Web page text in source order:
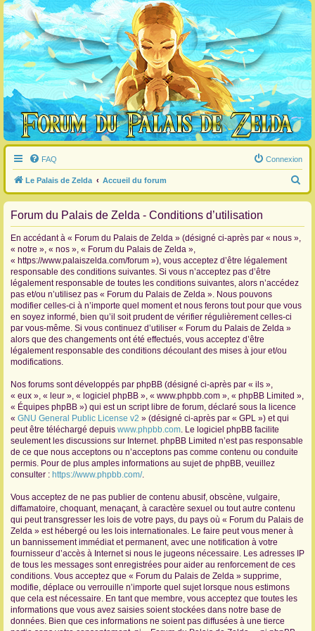
FAQ Connexion
Le Palais de Zelda Accueil du forum
e
Forum du Palais de Zelda - Conditions d’utilisation
En accédant à « Forum du Palais de Zelda » (désigné ci-après par « nous »,
« notre », « nos », « Forum du Palais de Zelda »,
« https://www.palaiszelda.com/forum »), vous acceptez d’être légalement
responsable des conditions suivantes. Si vous n’acceptez pas d’être
légalement responsable de toutes les conditions suivantes, alors n’accédez
pas et/ou n’utilisez pas « Forum du Palais de Zelda ». Nous pouvons
modifier celles-ci à n’importe quel moment et nous ferons tout pour que vous
en soyez informé, bien qu’il soit prudent de vérifier régulièrement celles-ci
par vous-même. Si vous continuez d’utiliser « Forum du Palais de Zelda »
alors que des changements ont été effectués, vous acceptez d’être
légalement responsable des conditions découlant des mises à jour et/ou
modifications.
Nos forums sont développés par phpBB (désigné ci-après par « ils »,
« eux », « leur », « logiciel phpBB », « www.phpbb.com », « phpBB Limited »,
« Équipes phpBB ») qui est un script libre de forum, déclaré sous la licence
« GNU General Public License v2 » (désigné ci-après par « GPL ») et qui
peut être téléchargé depuis www.phpbb.com. Le logiciel phpBB facilite
seulement les discussions sur Internet. phpBB Limited n’est pas responsable
de ce que nous acceptons ou n’acceptons pas comme contenu ou conduite
permis. Pour de plus amples informations au sujet de phpBB, veuillez
consulter : https://www.phpbb.com/.
Vous acceptez de ne pas publier de contenu abusif, obscène, vulgaire,
diffamatoire, choquant, menaçant, à caractère sexuel ou tout autre contenu
qui peut transgresser les lois de votre pays, du pays où « Forum du Palais de
Zelda » est hébergé ou les lois internationales. Le faire peut vous mener à
un bannissement immédiat et permanent, avec une notification à votre
fournisseur d’accès à Internet si nous le jugeons nécessaire. Les adresses IP
de tous les messages sont enregistrées pour aider au renforcement de ces
conditions. Vous acceptez que « Forum du Palais de Zelda » supprime,
modifie, déplace ou verrouille n’importe quel sujet lorsque nous estimons
que cela est nécessaire. En tant que membre, vous acceptez que toutes les
informations que vous avez saisies soient stockées dans notre base de
données. Bien que ces informations ne soient pas diffusées à une tierce